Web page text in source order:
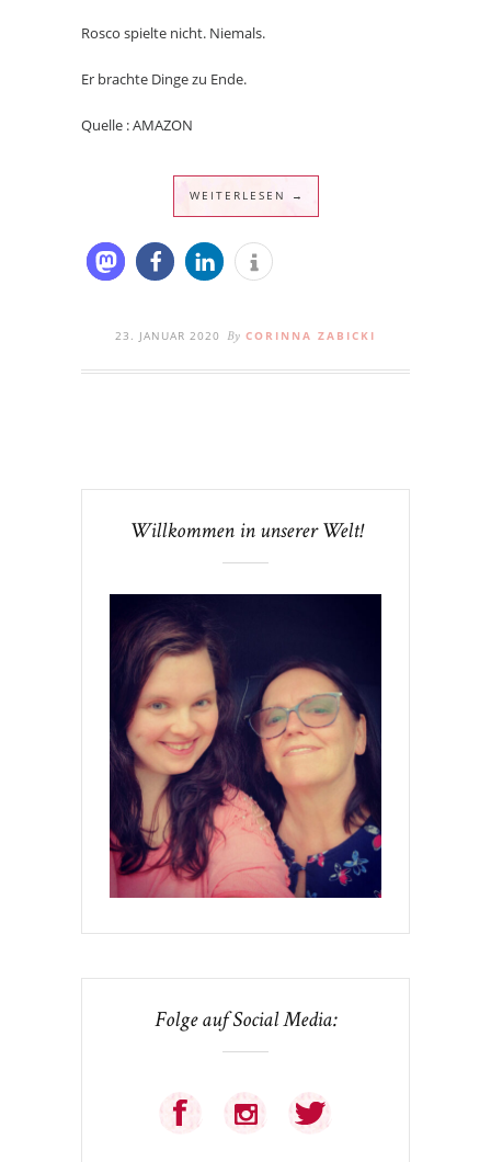
Rosco spielte nicht. Niemals.
Er brachte Dinge zu Ende.
Quelle : AMAZON
WEITERLESEN →
23. JANUAR 2020 By CORINNA ZABICKI
Willkommen in unserer Welt!
Folge auf Social Media: